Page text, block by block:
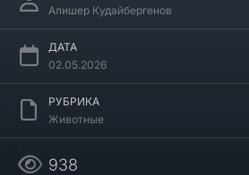
Алишер Кудайбергенов
ДАТА
02.05.2026
РУБРИКА
Животные
938